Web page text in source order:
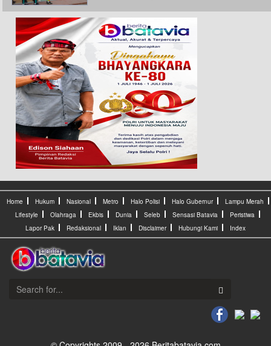
Home Hukum Nasional Metro Halo Polisi Halo Gubernur
Lampu Merah
Lifestyle
Olahraga Ekbis Dunia Seleb Sensasi Batavia
Peristiwa
Lapor Pak
Redaksional Iklan Disclaimer Hubungi Kami Index